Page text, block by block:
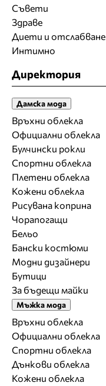
Съвети
Здраве
Диети и отслабване
Интимно
Директория
Дамска мода
Връхни облекла
Официални облекла
Булчински рокли
Спортни облекла
Плетени облекла
Кожени облекла
Рисувана коприна
Чорапогащи
Бельо
Бански костюми
Модни дизайнери
Бутици
За бъдещи майки
Мъжка мода
Връхни облекла
Официални облекла
Спортни облекла
Дънкови облекла
Кожени облекла